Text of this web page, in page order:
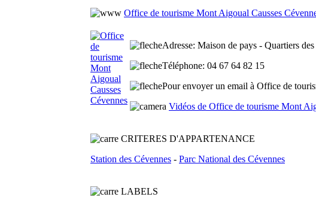
Office de tourisme Mont Aigoual Causses
Adresse: Maison de pays - Quartiers
Téléphone: 04 67 64 82 15
Pour envoyer un email à Office de
Vidéos de Office de tourisme Mont
CRITERES D'APPARTENANCE
Station des Cévennes - Parc National des Cévennes
LABELS